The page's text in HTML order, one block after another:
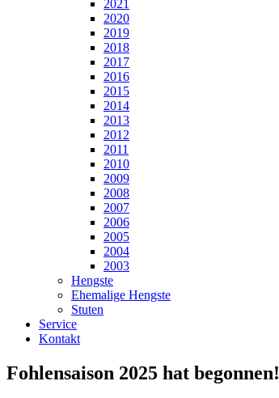
2021
2020
2019
2018
2017
2016
2015
2014
2013
2012
2011
2010
2009
2008
2007
2006
2005
2004
2003
Hengste
Ehemalige Hengste
Stuten
Service
Kontakt
Fohlensaison 2025 hat begonnen!